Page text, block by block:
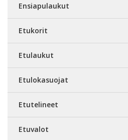
Ensiapulaukut
Etukorit
Etulaukut
Etulokasuojat
Etutelineet
Etuvalot